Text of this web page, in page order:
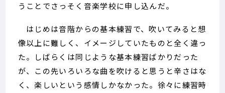
うことでさっそく音楽学校に申し込んだ。
はじめは音階からの基本練習で、吹いてみると想
像以上に難しく、イメージしていたものと全く違っ
た。しばらくは同じような基本練習ばかりだった
が、この先いろいろな曲を吹けると思うと辛さはな
く、楽しいという感情しかなかった。徐々に練習時